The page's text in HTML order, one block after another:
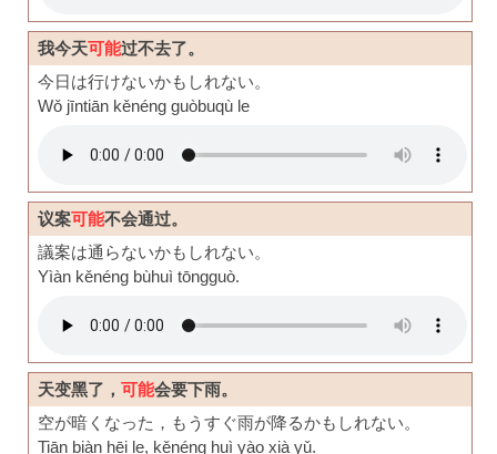
我今天可能过不去了。
今日は行けないかもしれない。
Wǒ jīntiān kěnéng guòbuqù le
议案可能不会通过。
議案は通らないかもしれない。
Yìàn kěnéng bùhuì tōngguò.
天变黑了， 可能会要下雨。
空が暗くなった，もうすぐ雨が降るかもしれない。
Tiān biàn hēi le, kěnéng huì yào xià yǔ.